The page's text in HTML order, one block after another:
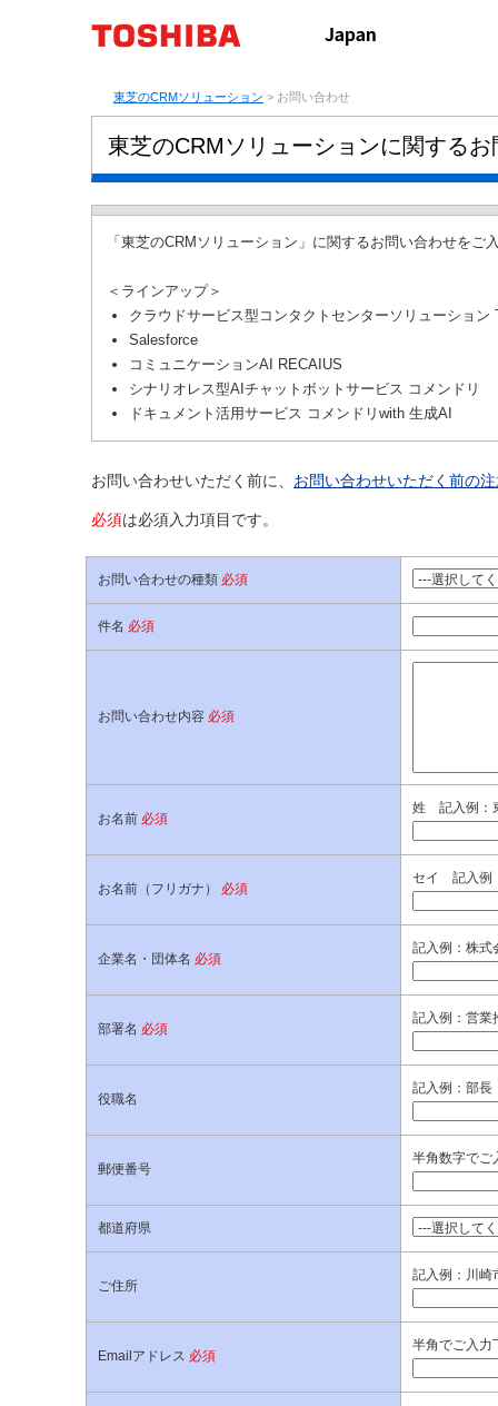
東芝のCRMソリューション > お問い合わせ
東芝のCRMソリューションに関するお
「東芝のCRMソリューション」に関するお問い合わせをご
＜ラインアップ＞
クラウドサービス型コンタクトセンターソリューション
Salesforce
コミュニケーションAI RECAIUS
シナリオレス型AIチャットボットサービス コメンドリ
ドキュメント活用サービス コメンドリwith 生成AI
お問い合わせいただく前に、 お問い合わせいただく前の
必須は必須入力項目です。
お問い合わせの種類 必須
件名 必須
お問い合わせ内容 必須
お名前 必須
姓 記入例：
お名前（フリガナ） 必須
セイ 記入例
企業名・団体名 必須
記入例：株式
部署名 必須
記入例：営業
役職名
記入例：部長
郵便番号
半角数字でご
都道府県
ご住所
記入例：川崎
Emailアドレス 必須
半角でご入力